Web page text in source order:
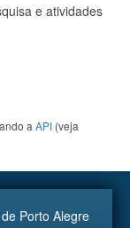
e atividades
a API (veja
Porto Alegre